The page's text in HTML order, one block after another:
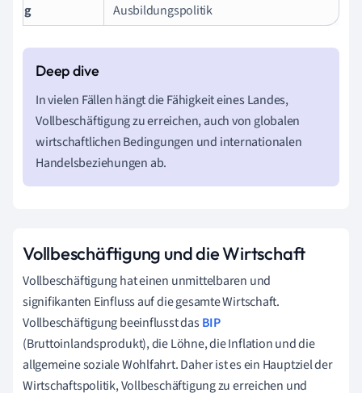
g
Ausbildungspolitik
In vielen Fällen hängt die Fähigkeit eines Landes,
Vollbeschäftigung zu erreichen, auch von globalen
wirtschaftlichen Bedingungen und internationalen
Handelsbeziehungen ab.
Vollbeschäftigung und die Wirtschaft
Vollbeschäftigung hat einen unmittelbaren und
signifikanten Einfluss auf die gesamte Wirtschaft.
Vollbeschäftigung beeinflusst dasBIP
(Bruttoinlandsprodukt), die Löhne, die Inflation und die
allgemeine soziale Wohlfahrt. Daher ist es ein Hauptziel der
Wirtschaftspolitik, Vollbeschäftigung zu erreichen und